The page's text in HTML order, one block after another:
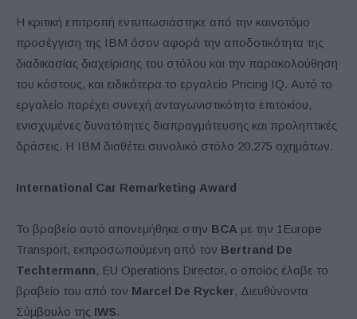
Η κριτική επιτροπή εντυπωσιάστηκε από την καινοτόμο
προσέγγιση της IBM όσον αφορά την αποδοτικότητα της
διαδικασίας διαχείρισης του στόλου και την παρακολούθηση
του κόστους, και ειδικότερα το εργαλείο Pricing IQ. Αυτό το
εργαλείο παρέχει συνεχή ανταγωνιστικότητα επιτοκίου,
ενισχυμένες δυνατότητες διαπραγμάτευσης και προληπτικές
δράσεις. Η IBM διαθέτει συνολικό στόλο 20.275 οχημάτων.
International Car Remarketing Award
Το βραβείο αυτό απονεμήθηκε στην BCA με την 1Europe
Transport, εκπροσωπούμενη από τον Bertrand De
Techtermann, EU Operations Director, ο οποίος έλαβε το
βραβείο του από τον Marcel De Rycker, Διευθύνοντα
Σύμβουλο της IWS.